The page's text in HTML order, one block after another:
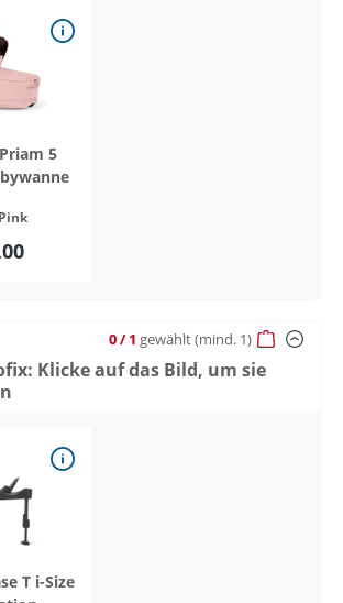
5
Klicke auf das Bild, um sie
0/ 1 gewählt(mind. 1)
T i-Size